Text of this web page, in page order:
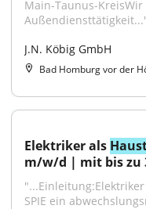
Main-Taunus-
J.N. Köbig GmbH
Bad Homburg vor der
Elektriker als
m/w/d | mit bis zu
SPIE ein